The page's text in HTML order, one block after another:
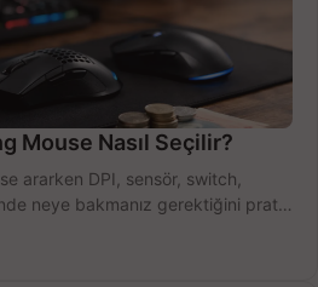
Mouse Nasıl Seçilir?
ararken DPI, sensör, switch,
neye bakmanız gerektiğini pratik